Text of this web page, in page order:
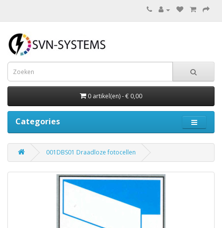
0 artikel(en) - € 0,00
Categories
001DBS01 Draadloze fotocellen